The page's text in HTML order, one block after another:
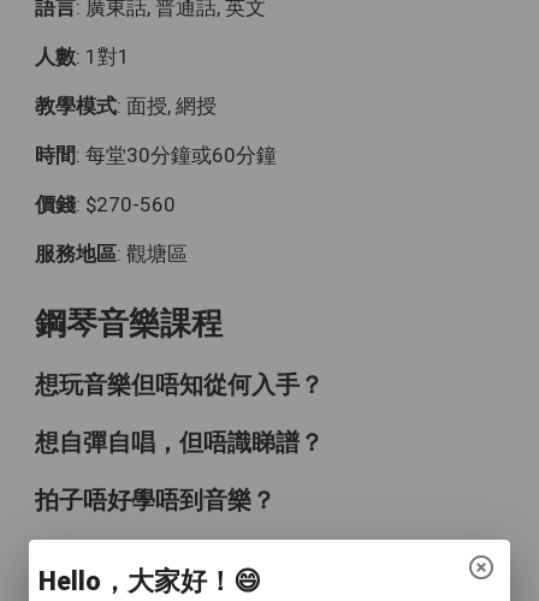
語言: 廣東話, 普通話, 英文
人數: 1對1
教學模式: 面授, 網授
時間: 每堂30分鐘或60分鐘
價錢: $270-560
服務地區: 觀塘區
鋼琴音樂課程
想玩音樂但唔知從何入手？
想自彈自唱，但唔識睇譜？
拍子唔好學唔到音樂？
Hello，大家好！😄